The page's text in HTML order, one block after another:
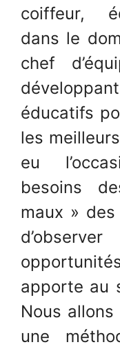
coiffeur,
dans le
chef
éducatifs
les
eu
besoins
maux »
apporte au
Nous
une